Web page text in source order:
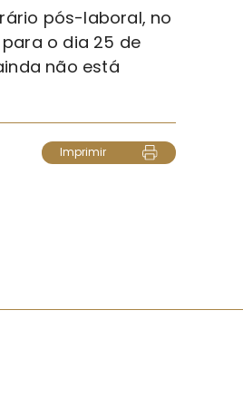
pós-laboral, no
o dia 25 de
não está
Imprimir